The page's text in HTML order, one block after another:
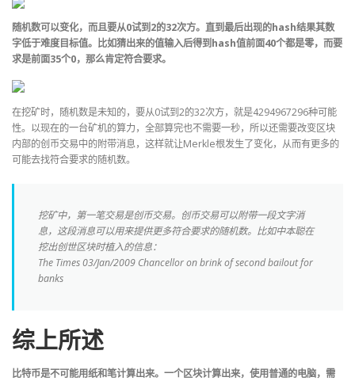
随机数可以变化，而且要从0试到2的32次方。直到最后出现的hash结果其数
字低于难度目标值。比如猜出来的值输入后得到hash值前面40个都是零，而要
求是前面35个0，那么肯定符合要求。
在挖矿时，随机数是未知的，要从0试到2的32次方，就是4294967296种可能
性。以现在的一台矿机的算力，全部算完也不需要一秒，所以还需要改变区块
内部的创币交易中的附带消息，这样就让Merkle根发生了变化，从而有更多的
可能去找符合要求的随机数。
挖矿中，第一笔交易是创币交易。创币交易可以附带一段文字消
息，这段消息可以用来提供更多符合要求的随机数。比如中本聪在
挖出创世区块时植入的信息：
The Times 03/Jan/2009 Chancellor on brink of second bailout for
banks
综上所述
比特币是不可能用纸和笔计算出来。一个区块计算出来，使用普通的电脑，需